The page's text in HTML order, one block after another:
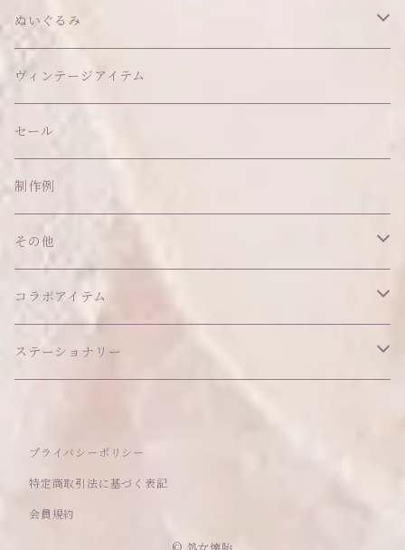
トップス
ボトムス
ヘアクリップ
ヘッドドレス
アクセサリー
イヤリング
ソックス
バッグ
ショルダーバッグ
お散歩バッグ
ポーチ
コインケース
カードケース
キーホルダー
その他
オブジェ
ウォールデコ
ティッシュケース
クッション・座布団
ハンガー
マット
ぬいぐるみ
ぬいちゃん本体
アクセサリー
ヘッドドレス Sサイズ
ヘッドドレス Mサイズ
アウトフィット
その他
ヴィンテージアイテム
セール
制作例
その他
あこがれシリーズ
福音シリーズ
おもちゃ
セレクトアイテム
コラボアイテム
はるぽんの愛のつづき♡はるぽん生誕祭2026
ステーショナリー
プライバシーポリシー
特定商取引法に基づく表記
会員規約